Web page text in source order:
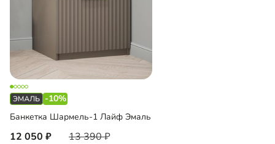
-10%
Банкетка Шармель-1 Лайф Эмаль
12 050 13 390